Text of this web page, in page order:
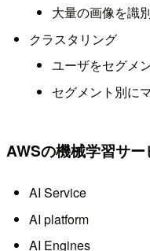
大量の画像を識
クラスタリング
ユーザをセグメ
セグメント別に
AWSの機械学習サー
AI Service
AI platform
AI Engines